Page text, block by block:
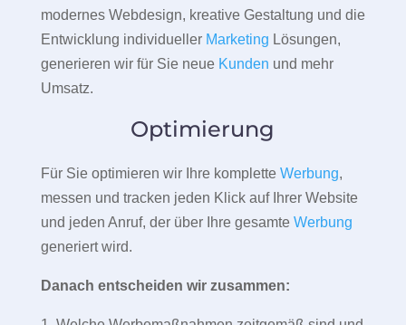
modernes Webdesign, kreative Gestaltung und die
Entwicklung individueller Marketing Lösungen,
generieren wir für Sie neue Kunden und mehr
Umsatz.
Optimierung
Für Sie optimieren wir Ihre komplette Werbung,
messen und tracken jeden Klick auf Ihrer Website
und jeden Anruf, der über Ihre gesamte Werbung
generiert wird.
Danach entscheiden wir zusammen: